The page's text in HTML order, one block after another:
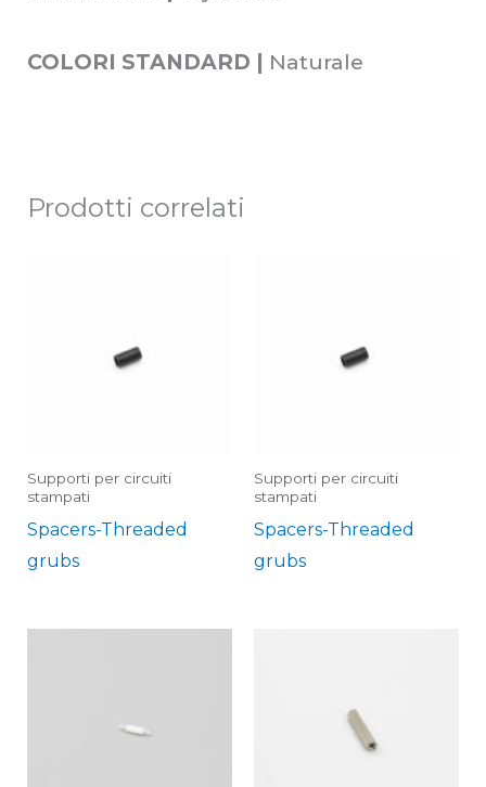
COLORI STANDARD | Naturale
Prodotti correlati
Supporti per circuiti
stampati
Spacers-Threaded
grubs
Supporti per circuiti
stampati
Spacers-Threaded
grubs